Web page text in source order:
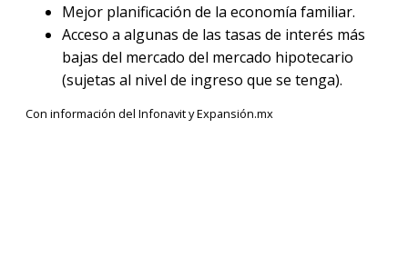
Mejor planificación de la economía familiar.
Acceso a algunas de las tasas de interés más
bajas del mercado del mercado hipotecario
(sujetas al nivel de ingreso que se tenga).
Con información del Infonavit y Expansión.mx